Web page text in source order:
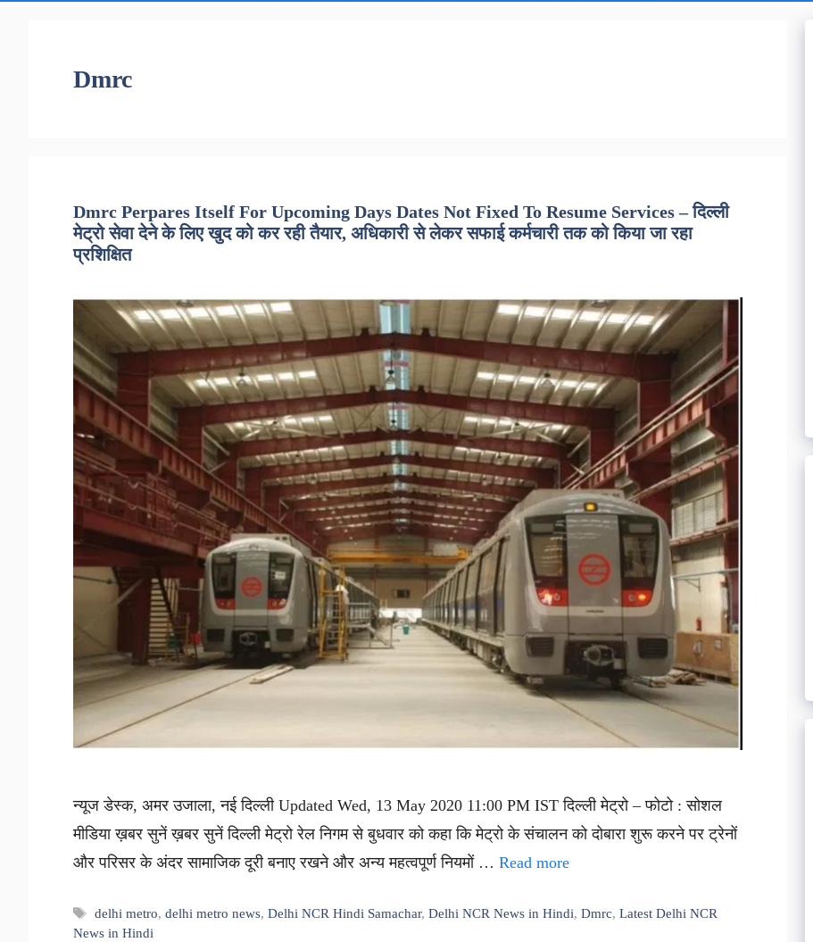
Dmrc
Dmrc Perpares Itself For Upcoming Days Dates Not Fixed To Resume Services – दिल्ली
मेट्रो सेवा देने के लिए खुद को कर रही तैयार, अधिकारी से लेकर सफाई कर्मचारी तक को किया जा रहा
प्रशिक्षित
न्यूज डेस्क, अमर उजाला, नई दिल्ली Updated Wed, 13 May 2020 11:00 PM IST दिल्ली मेट्रो – फोटो : सोशल
मीडिया ख़बर सुनें ख़बर सुनें दिल्ली मेट्रो रेल निगम से बुधवार को कहा कि मेट्रो के संचालन को दोबारा शुरू करने पर ट्रेनों
और परिसर के अंदर सामाजिक दूरी बनाए रखने और अन्य महत्वपूर्ण नियमों … Read more
Tags
delhi metro,delhi metro news,Delhi NCR Hindi Samachar,Delhi NCR News in Hindi,Dmrc,Latest Delhi NCR
News in Hindi